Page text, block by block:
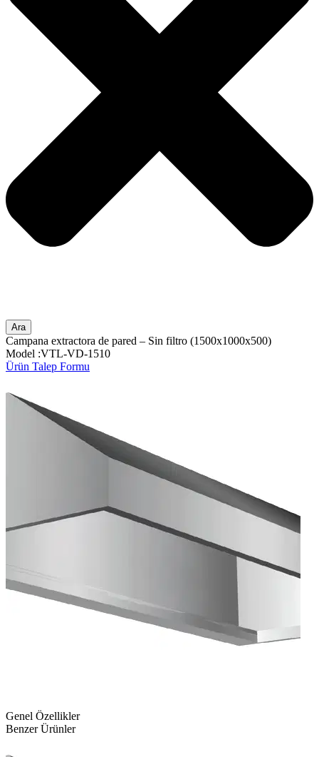
Ara
Campana extractora de pared – Sin filtro (1500x1000x500)
Model :VTL-VD-1510
Ürün Talep Formu
Genel Özellikler
Benzer Ürünler